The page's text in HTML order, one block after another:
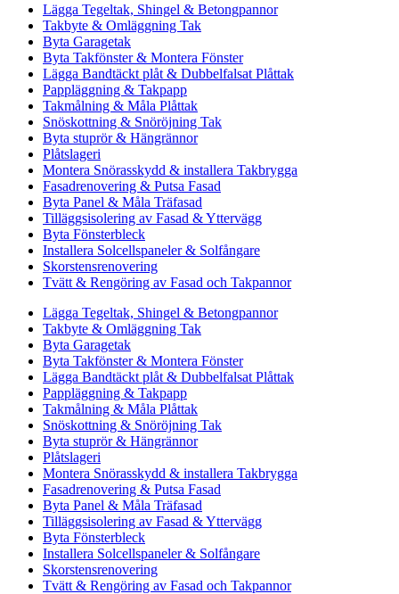
Lägga Tegeltak, Shingel & Betongpannor
Takbyte & Omläggning Tak
Byta Garagetak
Byta Takfönster & Montera Fönster
Lägga Bandtäckt plåt & Dubbelfalsat Plåttak
Pappläggning & Takpapp
Takmålning & Måla Plåttak
Snöskottning & Snöröjning Tak
Byta stuprör & Hängrännor
Plåtslageri
Montera Snörasskydd & installera Takbrygga
Fasadrenovering & Putsa Fasad
Byta Panel & Måla Träfasad
Tilläggsisolering av Fasad & Yttervägg
Byta Fönsterbleck
Installera Solcellspaneler & Solfångare
Skorstensrenovering
Tvätt & Rengöring av Fasad och Takpannor
Lägga Tegeltak, Shingel & Betongpannor
Takbyte & Omläggning Tak
Byta Garagetak
Byta Takfönster & Montera Fönster
Lägga Bandtäckt plåt & Dubbelfalsat Plåttak
Pappläggning & Takpapp
Takmålning & Måla Plåttak
Snöskottning & Snöröjning Tak
Byta stuprör & Hängrännor
Plåtslageri
Montera Snörasskydd & installera Takbrygga
Fasadrenovering & Putsa Fasad
Byta Panel & Måla Träfasad
Tilläggsisolering av Fasad & Yttervägg
Byta Fönsterbleck
Installera Solcellspaneler & Solfångare
Skorstensrenovering
Tvätt & Rengöring av Fasad och Takpannor